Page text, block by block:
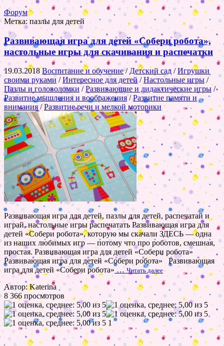
Форум
Метка:пазлы для детей
Развивающая игра для детей «Собери робота»,
настольные игры для скачивания и распечатки
19.03.2018Воспитание и обучение/Детский сад /Игрушки
своими руками /Интересное для детей/Настольные игры/
Пазлы и головоломки /Развивающие и дидактические игры /
Развитие мышления и воображения/Развитие памяти и
внимания /Развитие речи и мелкой моторики
Развивающая игра для детей, пазлы для детей, распечатай и
играй, настольные игры распечатать Развивающая игра для
детей «Собери робота», которую мы скачали ЗДЕСЬ — одна
из наших любимых игр — потому что про роботов, смешная,
простая. Развивающая игра для детей «Собери робота»
Развивающая игра для детей «Собери робота» Развивающая
игра для детей «Собери робота»… Читать далее
Автор: Katerina
8 366 просмотров
1